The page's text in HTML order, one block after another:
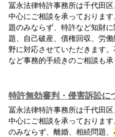
冨永法律特許事務所は千代田区
中心にご相談を承っております
題のみならず、特許など知財
題、自己破産、債権回収、労
野に対応させていただきます
など事務的手続きのご相談も
特許無効審判・侵害訴訟に
冨永法律特許事務所は千代田区
中心にご相談を承っておりま
のみならず、離婚、相続問題、